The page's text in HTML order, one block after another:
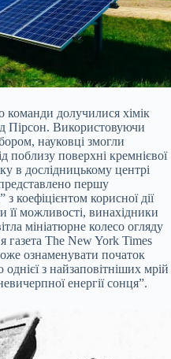
команди долучилися хімік
Пірсон. Використовуючи
науковці змогли
поблизу поверхні кремнієвої
в дослідницькому центрі
першу
коефіцієнтом корисної дії
можливості, винахідники
мініатюрне колесо огляду
газета The New York Times
ознаменувати початок
з найзаповітніших мрій
енергії сонця”.